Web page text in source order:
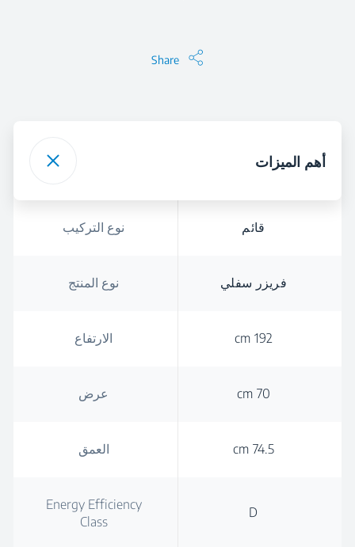
Share
أهم الميزات
نوع التركيب قائم
نوع المنتج فريزر سفلي
الارتفاع 192 cm
عرض 70 cm
العمق 74.5 cm
Energy Efficiency
Class
D